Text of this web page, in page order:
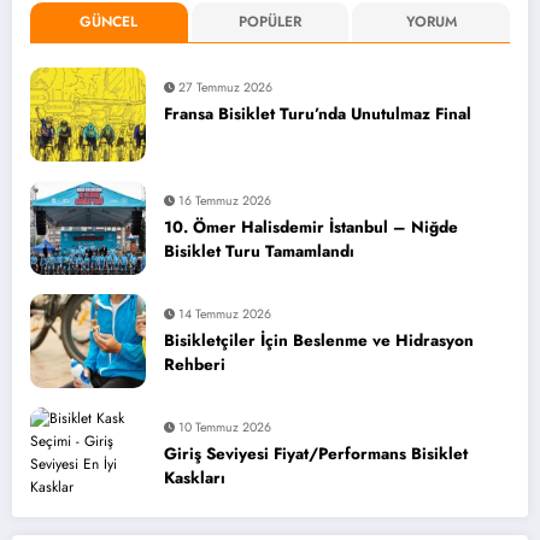
GÜNCEL POPÜLER YORUM
27 Temmuz 2026
Fransa Bisiklet Turu’nda Unutulmaz Final
16 Temmuz 2026
10. Ömer Halisdemir İstanbul – Niğde
Bisiklet Turu Tamamlandı
14 Temmuz 2026
Bisikletçiler İçin Beslenme ve Hidrasyon
Rehberi
10 Temmuz 2026
Giriş Seviyesi Fiyat/Performans Bisiklet
Kaskları